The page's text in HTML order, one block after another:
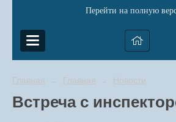
Перейти на полную
Главная → Главная → Новости
Встреча с